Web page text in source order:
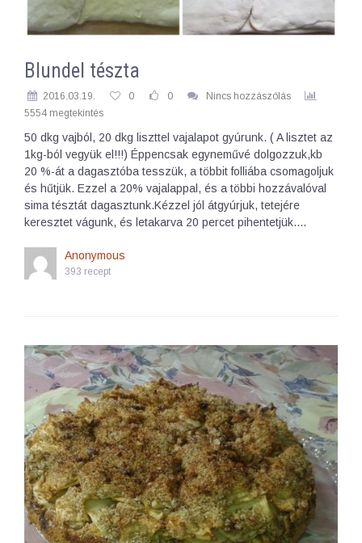
Blundel tészta
2016.03.19. 0 0
Nincs hozzászólás
5554 megtekintés
50 dkg vajból, 20 dkg liszttel vajalapot gyúrunk. ( A lisztet az
1kg-ból vegyük el!!!) Éppencsak egyneművé dolgozzuk,kb
20 %-át a dagasztóba tesszük, a többit folliába csomagoljuk
és hűtjük. Ezzel a 20% vajalappal, és a többi hozzávalóval
sima tésztát dagasztunk.Kézzel jól átgyúrjuk, tetejére
keresztet vágunk, és letakarva 20 percet pihentetjük.…
Anonymous
393 recept